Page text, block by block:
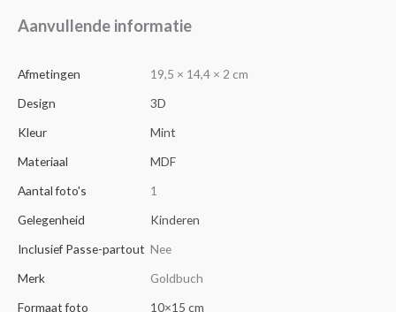
Aanvullende informatie
Afmetingen
19,5 × 14,4 × 2 cm
Design
3D
Kleur
Mint
Materiaal
MDF
Aantal foto's
1
Gelegenheid
Kinderen
Inclusief Passe-partout Nee
Merk
Goldbuch
Formaat foto
10×15 cm